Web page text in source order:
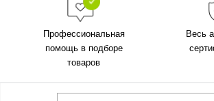
Профессиональная
помощь в подборе
товаров
Весь